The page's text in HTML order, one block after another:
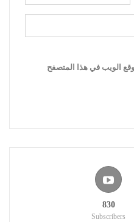
الويب في هذا المتصفح
830
Subscribers